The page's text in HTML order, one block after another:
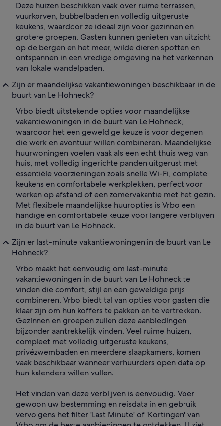
Deze huizen beschikken vaak over ruime terrassen,
vuurkorven, bubbelbaden en volledig uitgeruste
keukens, waardoor ze ideaal zijn voor gezinnen en
grotere groepen. Gasten kunnen genieten van uitzicht
op de bergen en het meer, wilde dieren spotten en
ontspannen in een vredige omgeving na het verkennen
van lokale wandelpaden.
Zijn er maandelijkse vakantiewoningen beschikbaar in de
buurt van Le Hohneck?
Vrbo biedt uitstekende opties voor maandelijkse
vakantiewoningen in de buurt van Le Hohneck,
waardoor het een geweldige keuze is voor degenen
die werk en avontuur willen combineren. Maandelijkse
huurwoningen voelen vaak als een echt thuis weg van
huis, met volledig ingerichte panden uitgerust met
essentiële voorzieningen zoals snelle Wi-Fi, complete
keukens en comfortabele werkplekken, perfect voor
werken op afstand of een zomervakantie met het gezin.
Met flexibele maandelijkse huuropties is Vrbo een
handige en comfortabele keuze voor langere verblijven
in de buurt van Le Hohneck.
Zijn er last-minute vakantiewoningen in de buurt van Le
Hohneck?
Vrbo maakt het eenvoudig om last-minute
vakantiewoningen in de buurt van Le Hohneck te
vinden die comfort, stijl en een geweldige prijs
combineren. Vrbo biedt tal van opties voor gasten die
klaar zijn om hun koffers te pakken en te vertrekken.
Gezinnen en groepen zullen deze aanbiedingen
bijzonder aantrekkelijk vinden. Veel ruime huizen,
compleet met volledig uitgeruste keukens,
privézwembaden en meerdere slaapkamers, komen
vaak beschikbaar wanneer verhuurders open data op
hun kalenders willen vullen.
Het vinden van deze verblijven is eenvoudig. Voer
gewoon uw bestemming en reisdata in en gebruik
vervolgens het filter 'Last Minute' of 'Kortingen' van